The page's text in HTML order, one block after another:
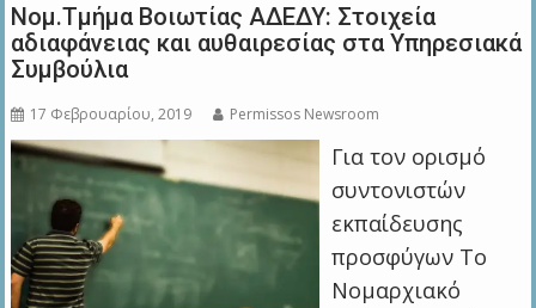
Νομ.Τμήμα Βοιωτίας ΑΔΕΔΥ: Στοιχεία
αδιαφάνειας και αυθαιρεσίας στα Υπηρεσιακά
Συμβούλια
17 Φεβρουαρίου, 2019 Permissos Newsroom
Για τον ορισμό
συντονιστών
εκπαίδευσης
προσφύγων Το
Νομαρχιακό